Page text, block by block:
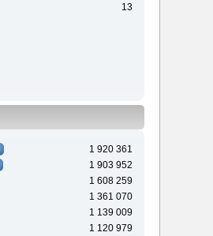
13
1 920 361
1 903 952
1 608 259
1 361 070
1 139 009
1 120 979